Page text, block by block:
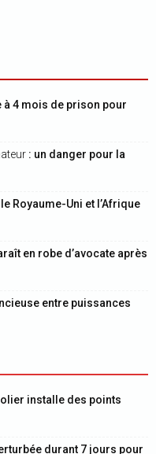
à 4 mois de prison pour
: un danger pour la
Royaume-Uni et l’Afrique
en robe d’avocate après
entre puissances
installe des points
durant 7 jours pour